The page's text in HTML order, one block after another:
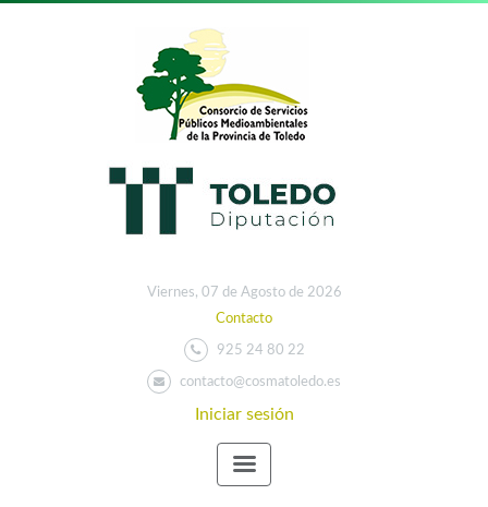
Viernes, 07 de Agosto de 2026
Contacto
925 24 80 22
contacto@cosmatoledo.es
Iniciar sesión